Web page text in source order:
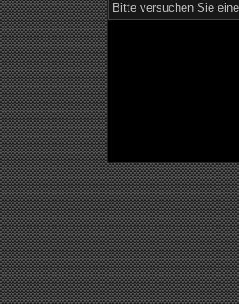
Bitte versuchen Sie